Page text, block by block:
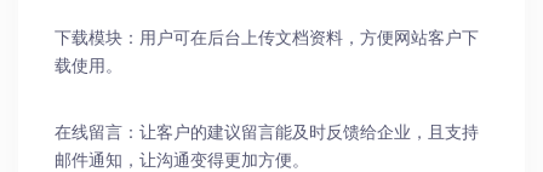
下载模块：用户可在后台上传文档资料，方便网站客户下
载使用。
在线留言：让客户的建议留言能及时反馈给企业，且支持
邮件通知，让沟通变得更加方便。